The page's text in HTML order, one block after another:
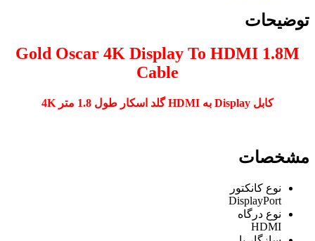
توضیحات
Gold Oscar 4K Display To HDMI 1.8M
Cable
کابل Display به HDMI گلد اسکار طول 1.8 متر 4K
مشخصات
نوع کانکتور
DisplayPort
نوع درگاه
HDMI